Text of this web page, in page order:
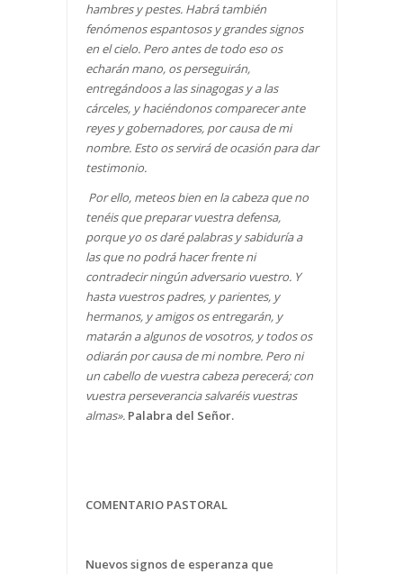
hambres y pestes. Habrá también
fenómenos espantosos y grandes signos
en el cielo. Pero antes de todo eso os
echarán mano, os perseguirán,
entregándoos a las sinagogas y a las
cárceles, y haciéndonos comparecer ante
reyes y gobernadores, por causa de mi
nombre. Esto os servirá de ocasión para dar
testimonio.
Por ello, meteos bien en la cabeza que no
tenéis que preparar vuestra defensa,
porque yo os daré palabras y sabiduría a
las que no podrá hacer frente ni
contradecir ningún adversario vuestro. Y
hasta vuestros padres, y parientes, y
hermanos, y amigos os entregarán, y
matarán a algunos de vosotros, y todos os
odiarán por causa de mi nombre. Pero ni
un cabello de vuestra cabeza perecerá; con
vuestra perseverancia salvaréis vuestras
almas». Palabra del Señor.
COMENTARIO PASTORAL
Nuevos signos de esperanza que